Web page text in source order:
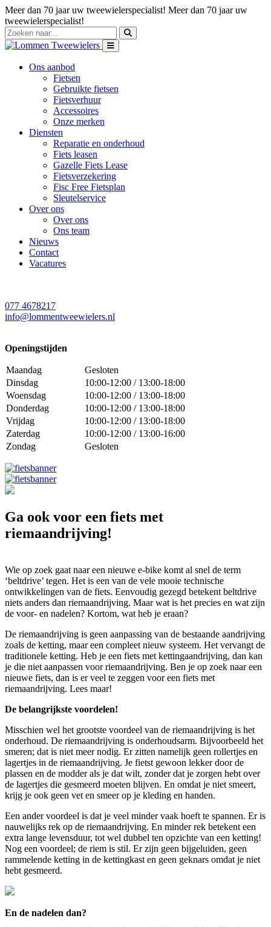
Meer dan 70 jaar uw tweewielerspecialist! Meer dan 70 jaar uw
tweewielerspecialist!
Ons aanbod
Fietsen
Gebruikte fietsen
Fietsverhuur
Accessoires
Onze merken
Diensten
Reparatie en onderhoud
Fiets leasen
Gazelle Fiets Lease
Fietsverzekering
Fisc Free Fietsplan
Sleutelservice
Over ons
Over ons
Ons team
Nieuws
Contact
Vacatures
077 4678217
info@lommentweewielers.nl
Openingstijden
Maandag
Gesloten
Dinsdag
10:00-12:00 / 13:00-18:00
Woensdag
10:00-12:00 / 13:00-18:00
Donderdag
10:00-12:00 / 13:00-18:00
Vrijdag
10:00-12:00 / 13:00-18:00
Zaterdag
10:00-12:00 / 13:00-16:00
Zondag
Gesloten
Ga ook voor een fiets met
riemaandrijving!
Wie op zoek gaat naar een nieuwe e-bike komt al snel de term
‘beltdrive’ tegen. Het is een van de vele mooie technische
ontwikkelingen van de fiets. Eenvoudig gezegd betekent beltdrive
niets anders dan riemaandrijving. Maar wat is het precies en wat zijn
de voor- en nadelen? Kortom, wat heb je eraan?
De riemaandrijving is geen aanpassing van de bestaande aandrijving
zoals de ketting, maar een compleet nieuw systeem. Het vervangt de
traditionele ketting. Heb je een fiets met kettingaandrijving, dan kan
je die niet aanpassen voor riemaandrijving. Ben je op zoek naar een
nieuwe fiets, dan is er veel te zeggen voor een fiets met
riemaandrijving. Lees maar!
De belangrijkste voordelen!
Misschien wel het grootste voordeel van de riemaandrijving is het
onderhoud. De riemaandrijving is onderhoudsarm. Bijvoorbeeld het
smeren; dat is niet meer nodig. Er zitten namelijk geen rollertjes en
lagertjes in de riemaandrijving. Je fietst gewoon lekker door de
plassen en de modder als je dat wilt, zonder dat je zorgen hebt over
de lagertjes die gesmeerd moeten blijven. En omdat je niet smeert,
krijg je ook geen vet en smeer op je kleding en handen.
Een ander voordeel is dat je veel minder vaak hoeft te spannen. Er is
nauwelijks rek op de riemaandrijving. En minder rek betekent een
extra lange levensduur, tot wel dubbel ten opzichte van een ketting!
Nog een voordeel; de riem is stil. Er zijn geen bijgeluiden, geen
rammelende ketting in de kettingkast en geen geknars omdat je niet
hebt gesmeerd.
En de nadelen dan?